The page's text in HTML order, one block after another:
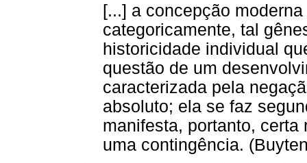
[...] a concepção
categoricamente, tal
historicidade individual
questão de um
caracterizada pela
absoluto; ela se faz
manifesta, portanto, certa
uma contingência.